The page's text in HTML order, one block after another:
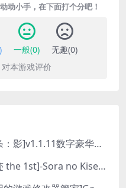
动小手，在下面打个分吧！
) 一般(0) 无趣(0)
对本游戏评价
[刺客信条：影]v1.1.11数字豪华版全DLC
[空之轨迹 the 1st]-Sora no Kiseki the 1st-更新至v1.06.4-全DLC